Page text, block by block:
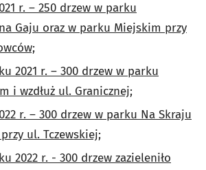
r. – 250 drzew w parku
Gaju oraz w parku Miejskim przy
2021 r. – 300 drzew w parku
i wzdłuż ul. Granicznej;
r. – 300 drzew w parku Na Skraju
ul. Tczewskiej;
2022 r. - 300 drzew zazieleniło